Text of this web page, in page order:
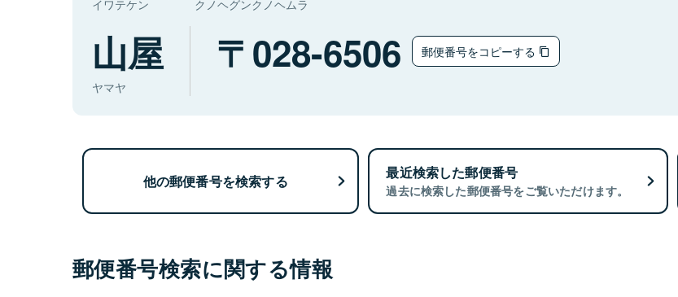
イワテケン クノヘグンクノヘムラ
山屋
ヤマヤ
028-6506 郵便番号をコピーする
他の郵便番号を検索する 最近検索した郵便番号
過去に検索した郵便番号をご覧いただけます。
郵便番号検索に関する情報